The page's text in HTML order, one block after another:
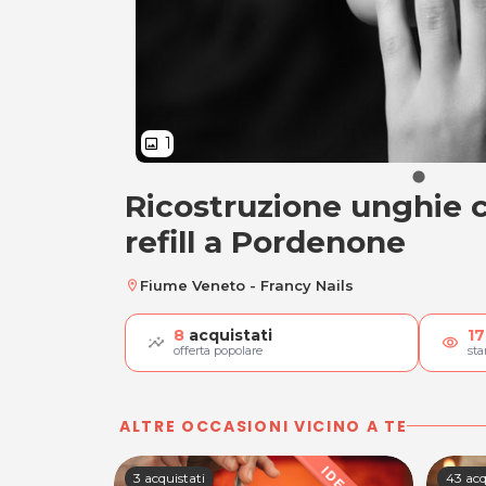
image 1
Ricostruzione
Ricostruzione unghie
refill a Pordenone
location_on Fiume Veneto - Francy Nails
8 acquistati
offerta popolare visibility 17
ALTRE OCCASIONI VICINO A TE
3 acquistati 43